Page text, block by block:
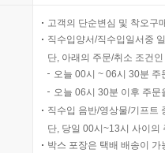
고객의 단순변심 및 착오구
직수입양서/직수입일서중
단, 아래의 주문/취소 조건
오늘 00시 ~ 06시 30분
오늘 06시 30분 이후 주
직수입 음반/영상물/기프트
단, 당일 00시~13시 사이의
박스 포장은 택배 배송이